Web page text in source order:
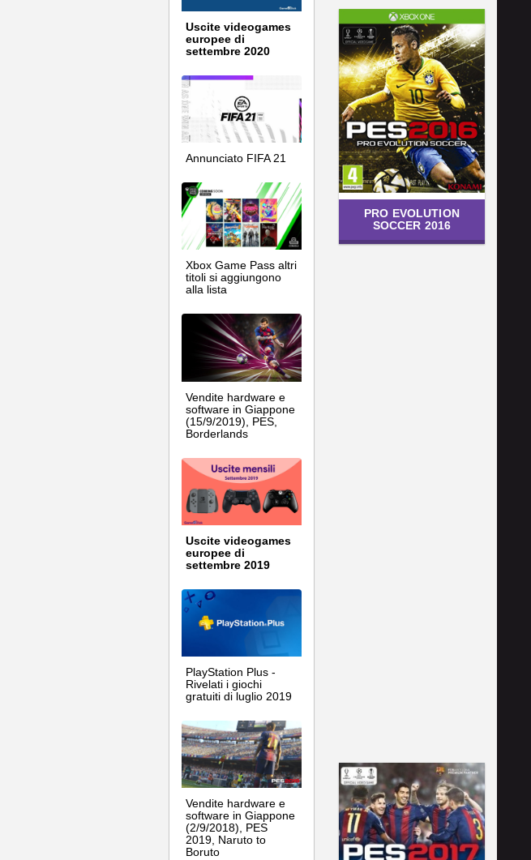
Uscite videogames
europee di
settembre 2020
Annunciato FIFA 21
Xbox Game Pass altri
titoli si aggiungono
alla lista
Vendite hardware e
software in Giappone
(15/9/2019), PES,
Borderlands
Uscite videogames
europee di
settembre 2019
PlayStation Plus -
Rivelati i giochi
gratuiti di luglio 2019
Vendite hardware e
software in Giappone
(2/9/2018), PES
2019, Naruto to
Boruto
PRO EVOLUTION
SOCCER 2016